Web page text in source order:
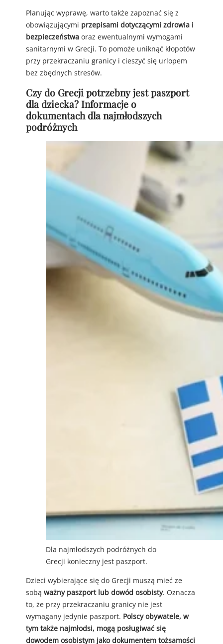
Planując wyprawę, warto także zapoznać się z
obowiązującymi przepisami dotyczącymi zdrowia i
bezpieczeństwa oraz ewentualnymi wymogami
sanitarnymi w Grecji. To pomoże uniknąć kłopotów
przy przekraczaniu granicy i cieszyć się urlopem
bez zbędnych stresów.
Czy do Grecji potrzebny jest paszport
dla dziecka? Informacje o
dokumentach dla najmłodszych
podróżnych
Dla najmłodszych podróżnych do
Grecji konieczny jest paszport.
Dzieci wybierające się do Grecji muszą mieć ze
sobą ważny paszport lub dowód osobisty. Oznacza
to, że przy przekraczaniu granicy nie jest
wymagany jedynie paszport. Polscy obywatele, w
tym także najmłodsi, mogą posługiwać się
dowodem osobistym jako dokumentem tożsamości